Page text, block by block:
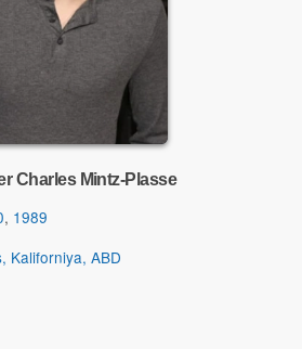
Charles Mintz-Plasse
, 1989
Kaliforniya, ABD